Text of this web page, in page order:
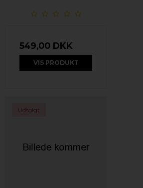
549,00 DKK
VIS PRODUKT
Udsolgt